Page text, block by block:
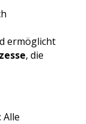
ermöglicht
, die
: Alle